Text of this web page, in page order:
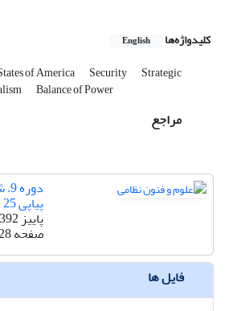
کلیدواژه‌ها English
of America Security Strategic
Balance of Power
مراجع
پیاپی 25
پاییز 1392
صفحه
فایل ها